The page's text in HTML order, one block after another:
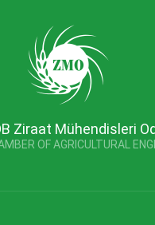
Ziraat Mühendisleri
OF AGRICULTURAL